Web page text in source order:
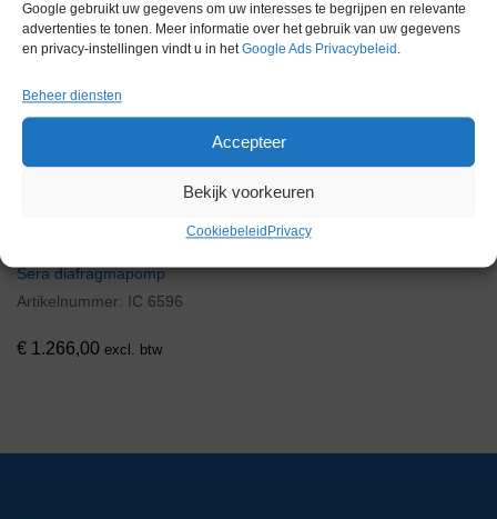
Google gebruikt uw gegevens om uw interesses te begrijpen en relevante
advertenties te tonen. Meer informatie over het gebruik van uw gegevens
en privacy-instellingen vindt u in hetGoogle Ads Privacybeleid .
Beheer diensten
Accepteer
Bekijk voorkeuren
Cookiebeleid Privacy
Sera diafragmapomp
Artikelnummer: IC 6596
€ 1.266,00 excl. btw